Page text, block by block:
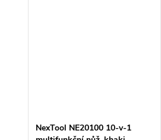
NexTool NE20100 10-v-1